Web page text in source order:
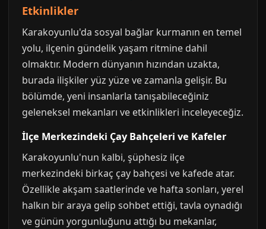
Etkinlikler
Karakoyunlu'da sosyal bağlar kurmanın en temel
yolu, ilçenin gündelik yaşam ritmine dahil
olmaktır. Modern dünyanın hızından uzakta,
burada ilişkiler yüz yüze ve zamanla gelişir. Bu
bölümde, yeni insanlarla tanışabileceğiniz
geleneksel mekanları ve etkinlikleri inceleyeceğiz.
İlçe Merkezindeki Çay Bahçeleri ve Kafeler
Karakoyunlu'nun kalbi, şüphesiz ilçe
merkezindeki birkaç çay bahçesi ve kafede atar.
Özellikle akşam saatlerinde ve hafta sonları, yerel
halkın bir araya gelip sohbet ettiği, tavla oynadığı
ve günün yorgunluğunu attığı bu mekanlar,